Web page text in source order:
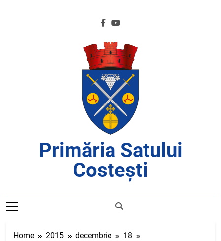
Primăria Satului
Costești
Home 2015 decembrie
18